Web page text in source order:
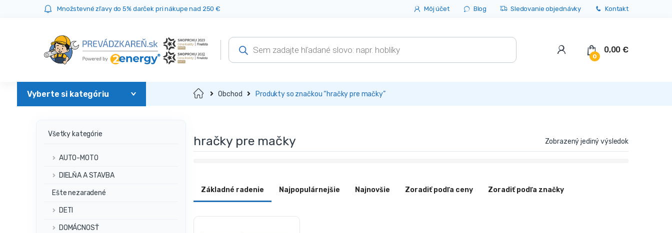
Množstevné zľavy do 5% darček pri nákupe nad 250 € Môj účet Blog Sledovanie objednávky Kontakt
Products
search
0
0,00€
Domov Obchod Produkty so značkou “hračky pre mačky”
hračky pre mačky Zobrazený jediný výsledok
Základné radenie Najpopulárnejšie Najnovšie Zoradiť podľa ceny Zoradiť podľa značky
Všetky kategórie
AUTO-MOTO
DIELŇA A STAVBA
Ešte nezaradené
DETI
DOMÁCNOSŤ